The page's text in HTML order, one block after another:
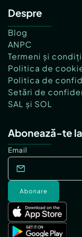
Despre
Blog
ANPC
Termeni și
Politica de
Politica de
Setări de
SAL și SOL
Abonează-te
Email
Abonare